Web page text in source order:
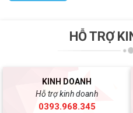
HỖ TRỢ
KINH DOANH
Hỗ trợ kinh doanh
0393.968.345